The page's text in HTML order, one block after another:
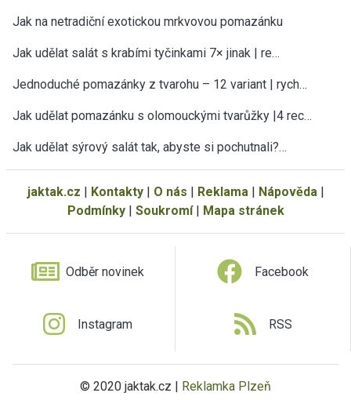
Jak na netradiční exotickou mrkvovou pomazánku
Jak udělat salát s krabími tyčinkami 7× jinak | re…
Jednoduché pomazánky z tvarohu – 12 variant | rych…
Jak udělat pomazánku s olomouckými tvarůžky |4 rec…
Jak udělat sýrový salát tak, abyste si pochutnali?…
jaktak.cz | Kontakty| O nás | Reklama| Nápověda|
Podmínky| Soukromí| Mapa stránek
Odběr novinek Facebook
Instagram RSS
© 2020 jaktak.cz | Reklamka Plzeň